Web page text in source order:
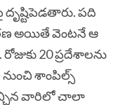
పది
అయితే వెంటనే ఆ
20 ప్రదేశాలను
శాంపిల్స్‌
వారిలో చాలా